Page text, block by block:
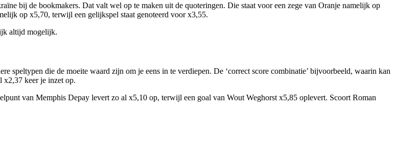
bij de bookmakers. Dat valt wel op te maken uit de quoteringen. Die staat voor een zege van Oranje namelijk op
op x5,70, terwijl een gelijkspel staat genoteerd voor x3,55.
altijd mogelijk.
speltypen die de moeite waard zijn om je eens in te verdiepen. De ‘correct score combinatie’ bijvoorbeeld, waarin kan
x2,37 keer je inzet op.
van Memphis Depay levert zo al x5,10 op, terwijl een goal van Wout Weghorst x5,85 oplevert. Scoort Roman